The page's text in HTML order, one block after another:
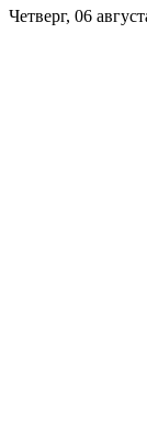
Четверг, 06